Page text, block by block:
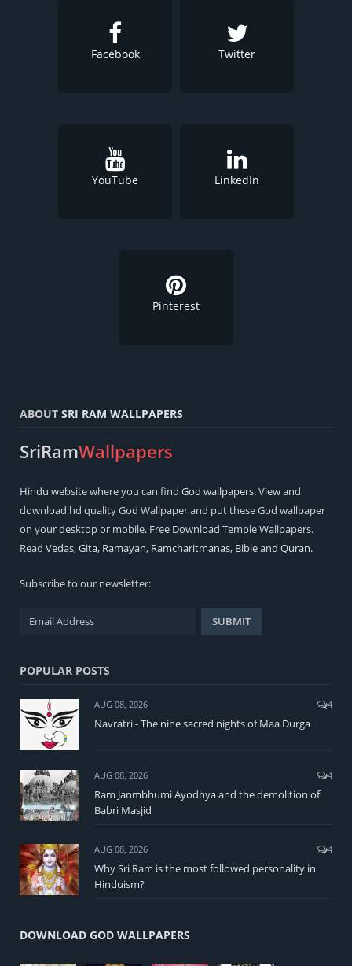
Facebook Twitter
YouTube LinkedIn
Pinterest
ABOUT SRI RAM WALLPAPERS
SriRamWallpapers
Hindu website where you can find God wallpapers. View and
download hd quality God Wallpaper and put these God wallpaper
on your desktop or mobile. Free Download Temple Wallpapers.
Read Vedas,Gita, Ramayan, Ramcharitmanas, Bibleand Quran.
Subscribe to our newsletter:
POPULAR POSTS
AUG 08, 2026 4
Navratri - The nine sacred nights of Maa Durga
AUG 08, 2026 4
Ram Janmbhumi Ayodhya and the demolition of
Babri Masjid
AUG 08, 2026 4
Why Sri Ram is the most followed personality in
Hinduism?
DOWNLOAD GOD WALLPAPERS